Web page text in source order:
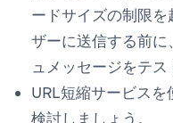
ードサイズの制限
ザーに送信する前
ュメッセージをテス
URL短縮サービス
検討しましょう。